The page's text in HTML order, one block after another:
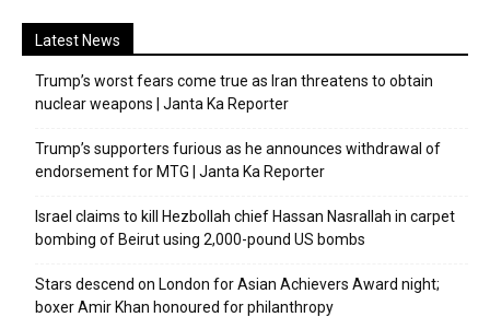
Latest News
Trump’s worst fears come true as Iran threatens to obtain
nuclear weapons | Janta Ka Reporter
Trump’s supporters furious as he announces withdrawal of
endorsement for MTG | Janta Ka Reporter
Israel claims to kill Hezbollah chief Hassan Nasrallah in carpet
bombing of Beirut using 2,000-pound US bombs
Stars descend on London for Asian Achievers Award night;
boxer Amir Khan honoured for philanthropy